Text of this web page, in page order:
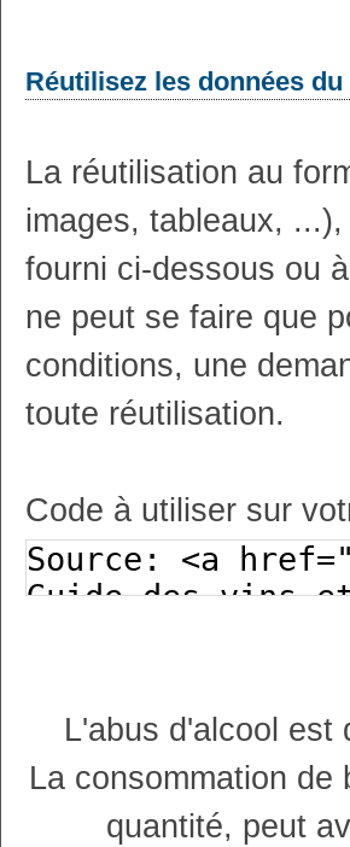
Réutilisez les données
La réutilisation au
images, tableaux,
fourni ci-dessous ou
ne peut se faire que
conditions, une
toute réutilisation.
Code à utiliser sur
L'abus d'alcool est
La consommation
quantité, peut